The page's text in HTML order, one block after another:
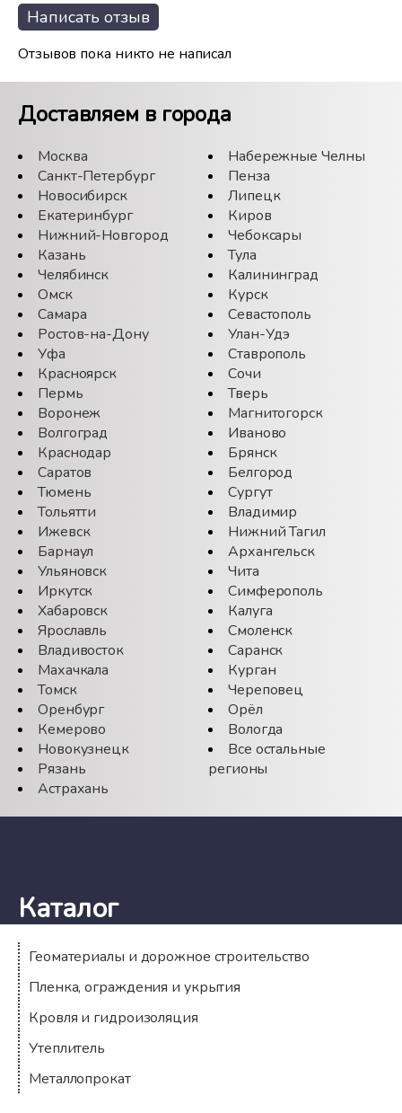
Написать отзыв
Отзывов пока никто не написал
Доставляем в города
Москва
Санкт-Петербург
Новосибирск
Екатеринбург
Нижний-Новгород
Казань
Челябинск
Омск
Самара
Ростов-на-Дону
Уфа
Красноярск
Пермь
Воронеж
Волгоград
Краснодар
Саратов
Тюмень
Тольятти
Ижевск
Барнаул
Ульяновск
Иркутск
Хабаровск
Ярославль
Владивосток
Махачкала
Томск
Оренбург
Кемерово
Новокузнецк
Рязань
Астрахань
Набережные Челны
Пенза
Липецк
Киров
Чебоксары
Тула
Калининград
Курск
Севастополь
Улан-Удэ
Ставрополь
Сочи
Тверь
Магнитогорск
Иваново
Брянск
Белгород
Сургут
Владимир
Нижний Тагил
Архангельск
Чита
Симферополь
Калуга
Смоленск
Саранск
Курган
Череповец
Орёл
Вологда
Все остальные
регионы
Каталог
Геоматериалы и дорожное строительство
Пленка, ограждения и укрытия
Кровля и гидроизоляция
Утеплитель
Металлопрокат
Компания